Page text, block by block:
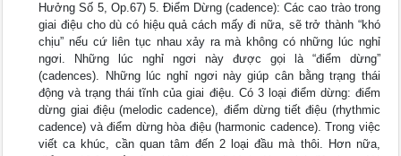
Hưởng Số 5, Op.67) 5. Điểm Dừng (cadence): Các cao trào trong
giai điệu cho dù có hiệu quả cách mấy đi nữa, sẽ trở thành “khó
chịu” nếu cứ liên tục nhau xảy ra mà không có những lúc nghỉ
ngơi. Những lúc nghỉ ngơi này được gọi là “điểm dừng”
(cadences). Những lúc nghỉ ngơi này giúp cân bằng trạng thái
động và trạng thái tĩnh của giai điệu. Có 3 loại điểm dừng: điểm
dừng giai điệu (melodic cadence), điểm dừng tiết điệu (rhythmic
cadence) và điểm dừng hòa điệu (harmonic cadence). Trong việc
viết ca khúc, cần quan tâm đến 2 loại đầu mà thôi. Hơn nữa,